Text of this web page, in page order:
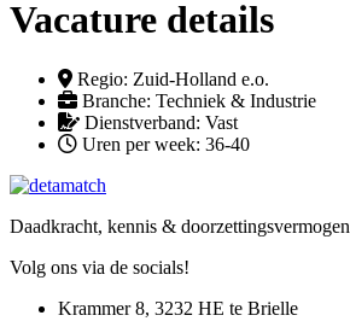
Vacature details
Regio: Zuid-Holland e.o.
Branche: Techniek & Industrie
Dienstverband: Vast
Uren per week: 36-40
Daadkracht, kennis & doorzettingsvermogen
Volg ons via de socials!
Krammer 8, 3232 HE te Brielle